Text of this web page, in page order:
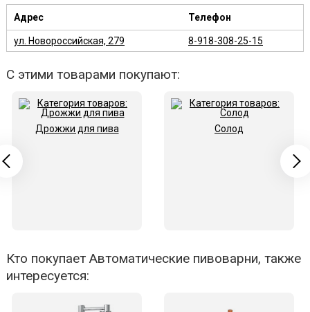
Адрес Телефон
ул. Новороссийская, 279 8-918-308-25-15
С этими товарами покупают:
Дрожжи для пива Солод
Кто покупает Автоматические пивоварни, также
интересуется: